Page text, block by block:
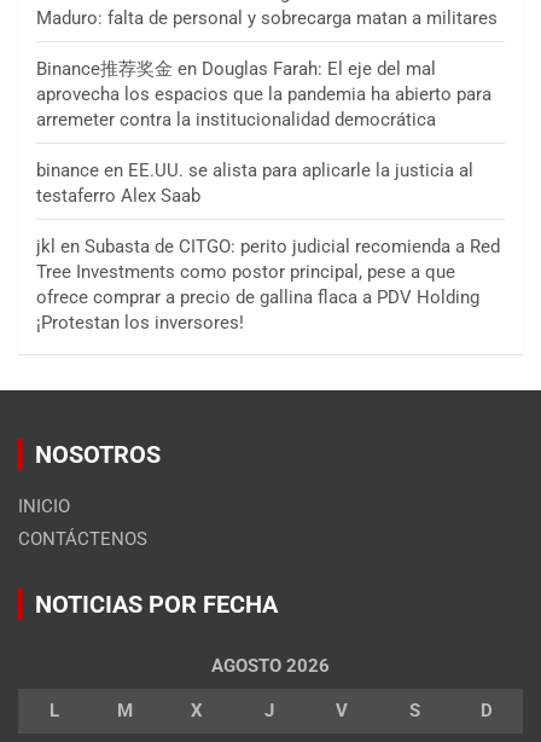
Maduro: falta de personal y sobrecarga matan a militares
Binance推荐奖金 en Douglas Farah: El eje del mal
aprovecha los espacios que la pandemia ha abierto para
arremeter contra la institucionalidad democrática
binance en EE.UU. se alista para aplicarle la justicia al
testaferro Alex Saab
jkl en Subasta de CITGO: perito judicial recomienda a Red
Tree Investments como postor principal, pese a que
ofrece comprar a precio de gallina flaca a PDV Holding
¡Protestan los inversores!
NOSOTROS
INICIO
CONTÁCTENOS
NOTICIAS POR FECHA
AGOSTO 2026
L M X J V S D